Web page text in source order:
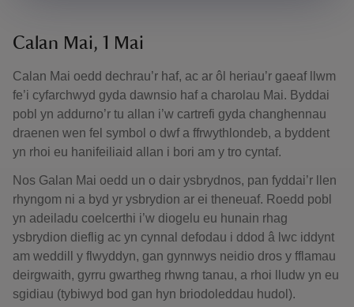
Calan Mai, 1 Mai
Calan Mai oedd dechrau’r haf, ac ar ôl heriau’r gaeaf llwm
fe’i cyfarchwyd gyda dawnsio haf a charolau Mai. Byddai
pobl yn addurno’r tu allan i’w cartrefi gyda changhennau
draenen wen fel symbol o dwf a ffrwythlondeb, a byddent
yn rhoi eu hanifeiliaid allan i bori am y tro cyntaf.
Nos Galan Mai oedd un o dair ysbrydnos, pan fyddai’r llen
rhyngom ni a byd yr ysbrydion ar ei theneuaf. Roedd pobl
yn adeiladu coelcerthi i’w diogelu eu hunain rhag
ysbrydion dieflig ac yn cynnal defodau i ddod â lwc iddynt
am weddill y flwyddyn, gan gynnwys neidio dros y fflamau
deirgwaith, gyrru gwartheg rhwng tanau, a rhoi lludw yn eu
sgidiau (tybiwyd bod gan hyn briodoleddau hudol).